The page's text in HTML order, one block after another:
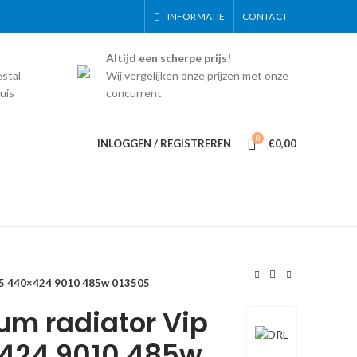
INFORMATIE CONTACT
Altijd een scherpe prijs!
Wij vergelijken onze prijzen met onze
concurrent
INLOGGEN / REGISTREREN 0 €0,00
440×424 9010 485w 013505
radiator Vip